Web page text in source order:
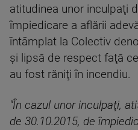
atitudinea unor inculpaţi
împiedicare a aflării
întâmplat la Colectiv
şi lipsă de respect faţă
au fost răniţi în incendiu.
"În cazul unor inculpaţi,
de 30.10.2015, de